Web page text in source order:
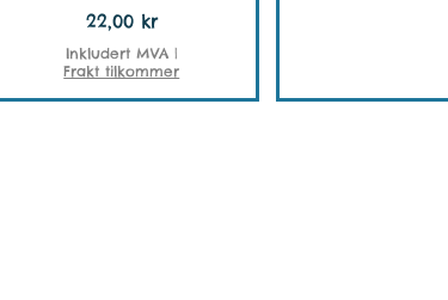
Pris
22,00 kr
Inkludert MVA |
Frakt tilkommer